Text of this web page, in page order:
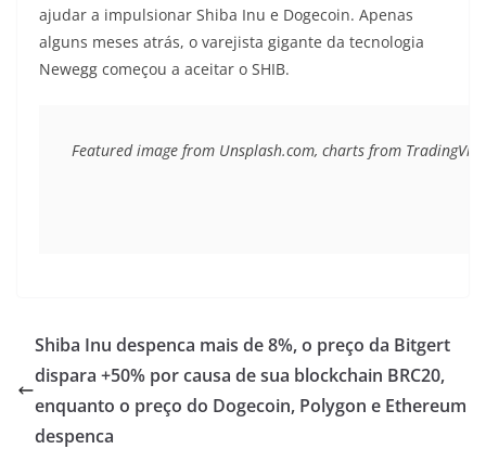
ajudar a impulsionar Shiba Inu e Dogecoin. Apenas
alguns meses atrás, o varejista gigante da tecnologia
Newegg começou a aceitar o SHIB.
Featured image from Unsplash.com, charts from
Shiba Inu despenca mais de 8%, o preço da Bitgert
dispara +50% por causa de sua blockchain BRC20,
enquanto o preço do Dogecoin, Polygon e Ethereum
despenca